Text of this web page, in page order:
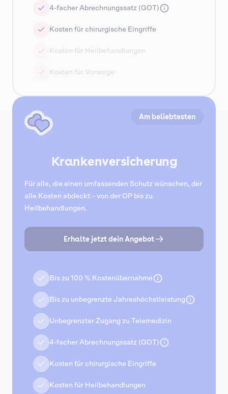
4-facher Abrechnungssatz (GOT)
Kosten für chirurgische Eingriffe
Kosten für Heilbehandlungen
Kosten für Vorsorge
Am beliebtesten
Krankenversicherung
Für alle, die einen umfassenden Schutz wünschen, der
alle Kosten abdeckt – von der OP bis zu
Heilbehandlungen.
Erhalte jetzt dein Angebot
Bis zu 100 % Kostenübernahme
Bis zu unbegrenzte Jahreshöchstleistung
Unbegrenzter Zugang zu Telemedizin
4-facher Abrechnungssatz (GOT)
Kosten für chirurgische Eingriffe
Kosten für Heilbehandlungen